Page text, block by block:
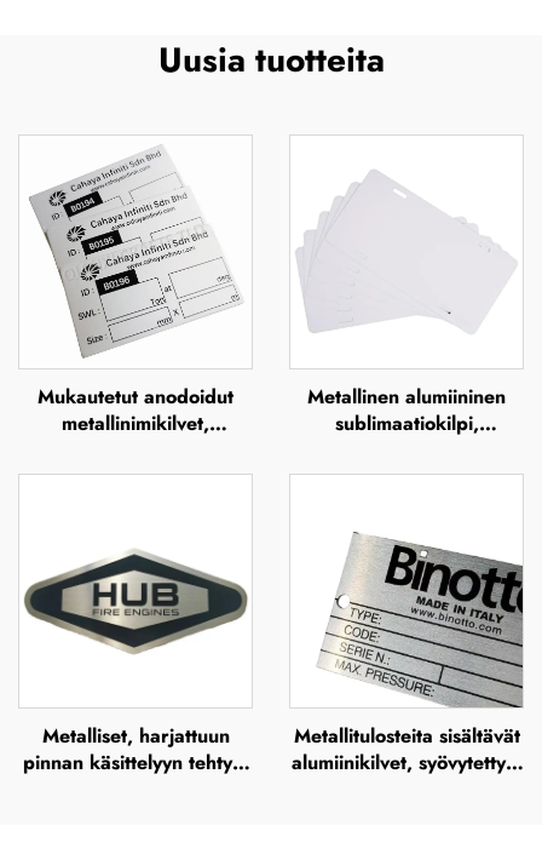
Uusia tuotteita
Mukautetut anodoidut
metallinimikilvet,
Metallinen alumiininen
sublimaatiokilpi,
etupuolen rekisterikilpi,
räätälöityä suunnittelua
varten
Metalliset, harjattuun
pinnan käsittelyyn tehtyjä
Metallitulosteita sisältävät
alumiinikilvet, syövytettyjä